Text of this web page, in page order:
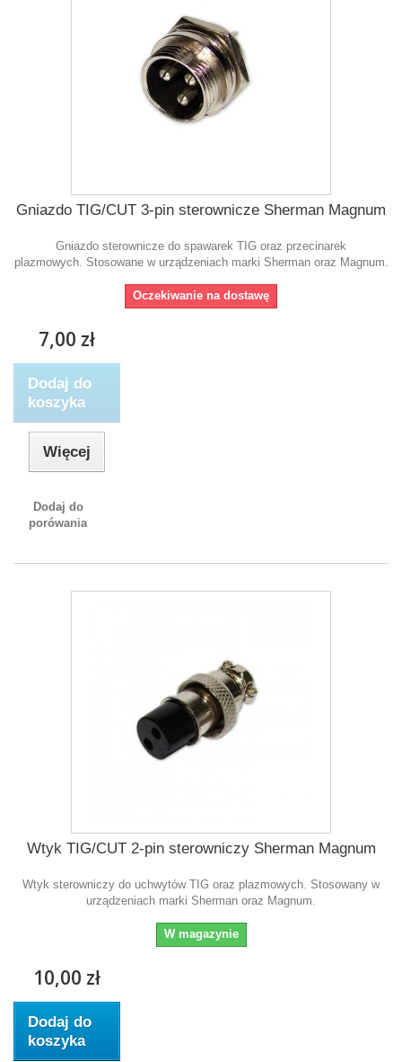
Gniazdo TIG/CUT 3-pin sterownicze Sherman Magnum
Gniazdo sterownicze do spawarek TIG oraz przecinarek
plazmowych . Stosowane w urządzeniach marki Sherman oraz Magnum.
Oczekiwanie na dostawę
7,00 zł
Dodaj do
koszyka
Więcej
Dodaj do
porówania
Wtyk TIG/CUT 2-pin sterowniczy Sherman Magnum
Wtyk sterowniczy do uchwytów TIG oraz plazmowych . Stosowany w
urządzeniach marki Sherman oraz Magnum.
W magazynie
10,00 zł
Dodaj do
koszyka